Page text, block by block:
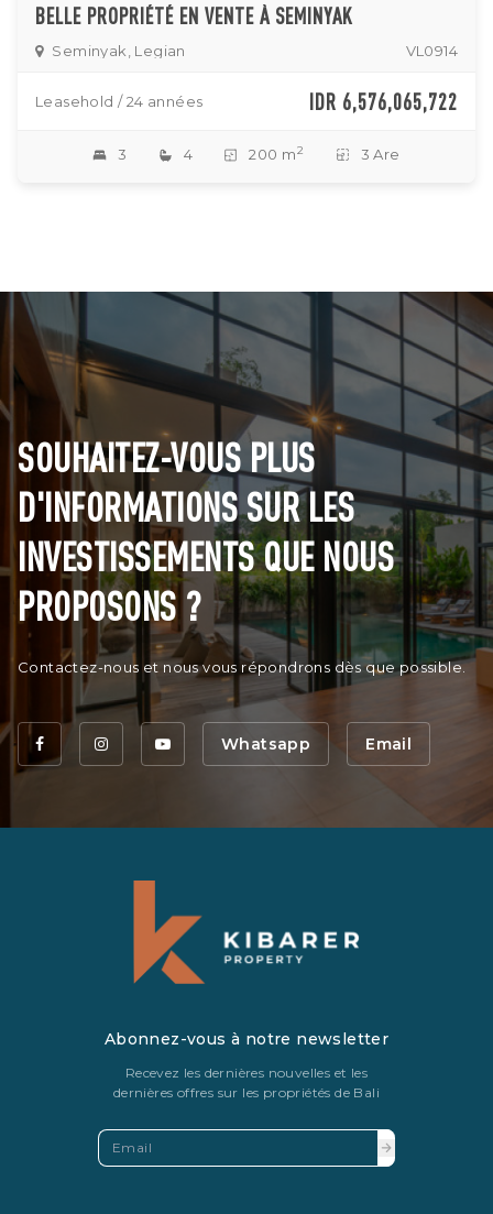
BELLE PROPRIÉTÉ EN VENTE À SEMINYAK
Seminyak, Legian VL0914
Leasehold / 24 années IDR 6,576,065,722
3 4 200 m 2 3 Are
SOUHAITEZ-VOUS PLUS
D'INFORMATIONS SUR LES
INVESTISSEMENTS QUE NOUS
PROPOSONS ?
Contactez-nous et nous vous répondrons dès que possible.
Whatsapp Email
Abonnez-vous à notre newsletter
Recevez les dernières nouvelles et les
dernières offres sur les propriétés de Bali